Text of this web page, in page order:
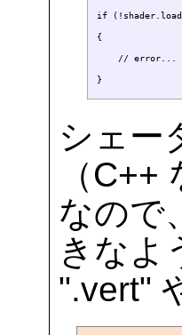
if
{
    // error...
シェー
（
なので
きなよ
".vert"